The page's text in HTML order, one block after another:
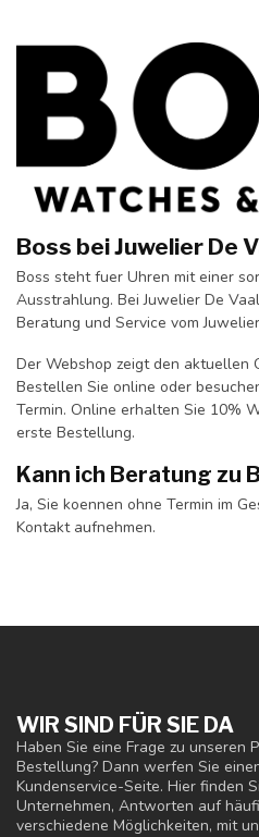
Boss bei Juwelier De
Boss steht fuer Uhren mit einer
Ausstrahlung. Bei Juwelier De
Beratung und Service vom
Der Webshop zeigt den aktuellen
Bestellen Sie online oder
Termin. Online erhalten Sie 10%
erste Bestellung.
Kann ich Beratung zu
Ja, Sie koennen ohne Termin im
Kontakt aufnehmen.
WIR SIND FÜR SIE DA
Haben Sie eine Frage zu unseren
Bestellung? Dann werfen Sie
Kundenservice-Seite. Hier finden
Unternehmen, Antworten auf
verschiedene Möglichkeiten, mit